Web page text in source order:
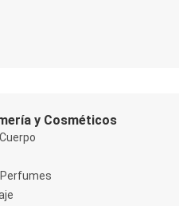
y Cosméticos